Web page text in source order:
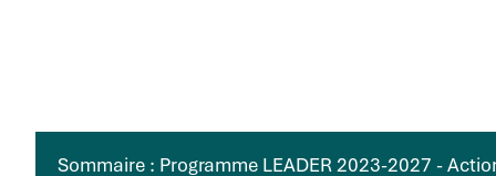
Sommaire : Programme LEADER 2023-2027 -